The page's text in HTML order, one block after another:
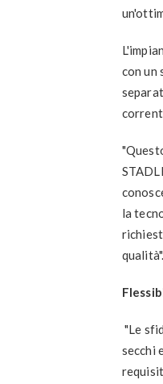
con un
la
qualità".
"Le
secchi